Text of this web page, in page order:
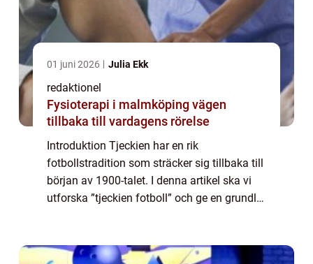
01 juni 2026 Julia Ekk
redaktionel
Fysioterapi i malmköping vägen
tillbaka till vardagens rörelse
Introduktion Tjeckien har en rik
fotbollstradition som sträcker sig tillbaka till
början av 1900-talet. I denna artikel ska vi
utforska ”tjeckien fotboll” och ge en grundlig